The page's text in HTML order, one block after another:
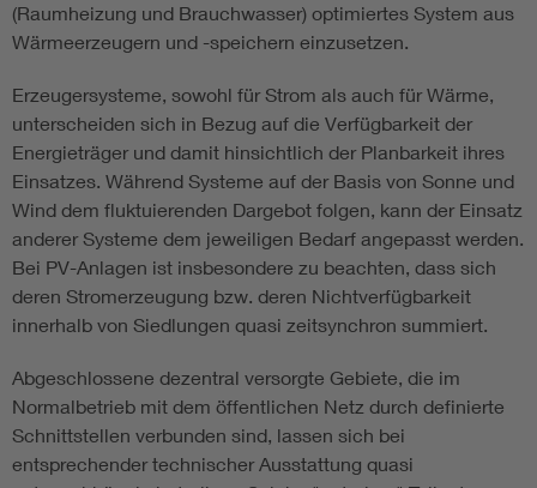
(Raumheizung und Brauchwasser) optimiertes System aus
Wärmeerzeugern und -speichern einzusetzen.
Erzeugersysteme, sowohl für Strom als auch für Wärme,
unterscheiden sich in Bezug auf die Verfügbarkeit der
Energieträger und damit hinsichtlich der Planbarkeit ihres
Einsatzes. Während Systeme auf der Basis von Sonne und
Wind dem fluktuierenden Dargebot folgen, kann der Einsatz
anderer Systeme dem jeweiligen Bedarf angepasst werden.
Bei PV-Anlagen ist insbesondere zu beachten, dass sich
deren Stromerzeugung bzw. deren Nichtverfügbarkeit
innerhalb von Siedlungen quasi zeitsynchron summiert.
Abgeschlossene dezentral versorgte Gebiete, die im
Normalbetrieb mit dem öffentlichen Netz durch definierte
Schnittstellen verbunden sind, lassen sich bei
entsprechender technischer Ausstattung quasi